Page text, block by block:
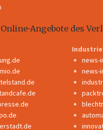
Angebote des
news-
news-